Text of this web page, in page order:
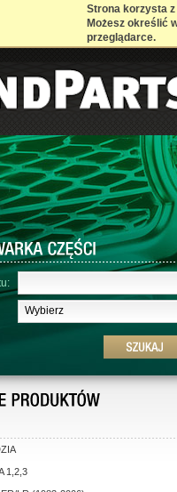
Strona korzysta
Możesz określić
przeglądarce.
Wybierz
1,2,3